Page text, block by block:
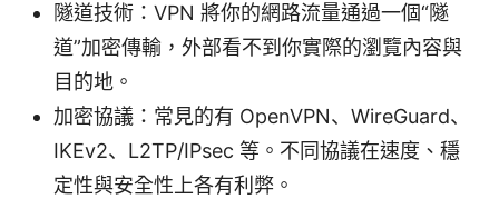
隧道技術：VPN 將你的網路流量通過一個“隧
道”加密傳輸，外部看不到你實際的瀏覽內容與
目的地。
加密協議：常見的有 OpenVPN、WireGuard、
IKEv2、L2TP/IPsec 等。不同協議在速度、穩
定性與安全性上各有利弊。